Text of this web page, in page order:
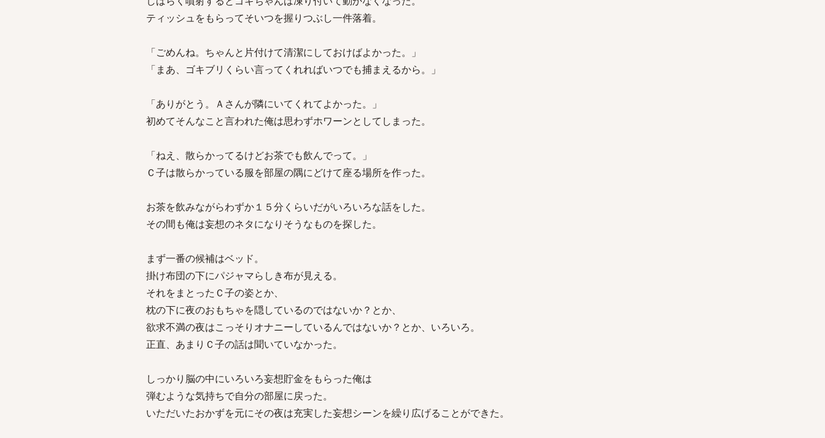
ティッシュをもらってそいつを握りつぶし一件落着。
「ごめんね。ちゃんと片付けて清潔にしておけばよかった。」
「まあ、ゴキブリくらい言ってくれればいつでも捕まえるから。」
「ありがとう。Ａさんが隣にいてくれてよかった。」
初めてそんなこと言われた俺は思わずホワーンとしてしまった。
「ねえ、散らかってるけどお茶でも飲んでって。」
Ｃ子は散らかっている服を部屋の隅にどけて座る場所を作った。
お茶を飲みながらわずか１５分くらいだがいろいろな話をした。
その間も俺は妄想のネタになりそうなものを探した。
まず一番の候補はベッド。
掛け布団の下にパジャマらしき布が見える。
それをまとったＣ子の姿とか、
枕の下に夜のおもちゃを隠しているのではないか？とか、
欲求不満の夜はこっそりオナニーしているんではないか？とか、いろいろ。
正直、あまりＣ子の話は聞いていなかった。
しっかり脳の中にいろいろ妄想貯金をもらった俺は
弾むような気持ちで自分の部屋に戻った。
いただいたおかずを元にその夜は充実した妄想シーンを繰り広げることができた。